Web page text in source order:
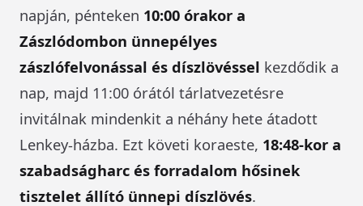
napján, pénteken 10:00 órakor a
Zászlódombon ünnepélyes
zászlófelvonással és díszlövéssel kezdődik a
nap, majd 11:00 órától tárlatvezetésre
invitálnak mindenkit a néhány hete átadott
Lenkey-házba. Ezt követi koraeste, 18:48-kor a
szabadságharc és forradalom hősinek
tisztelet állító ünnepi díszlövés.